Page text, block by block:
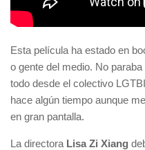
Esta película ha estado en
o gente del medio. No
todo desde el colectivo
hace algún tiempo aunque
en gran pantalla.
La directora Lisa Zi Xiang